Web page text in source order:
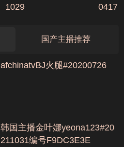
1029
0417
国产主播推荐
afchinatvBJ火腿#20200726
韩国主播金叶娜yeona123#20
211031编号F9DC3E3E